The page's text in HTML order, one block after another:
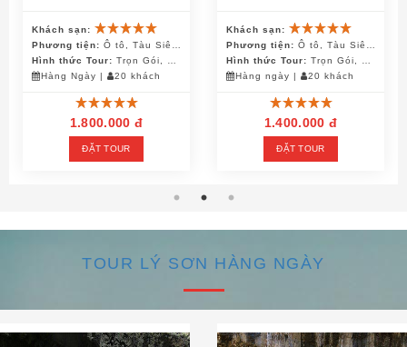
khách
Khách sạn:
Phương tiện: Ô tô, Tàu Siêu Tốc, Canô, Xe Điện
Hình thức Tour: Trọn Gói, Khách Đoàn
Hàng Ngày | 20 khách
1.800.000 đ
ĐẶT TOUR
Khách sạn:
Phương tiện: Ô tô, Tàu Siêu Tốc, Canô, Xe Điện
Hình thức Tour: Trọn Gói, Khách Đoàn
Hàng ngày | 20 khách
1.400.000 đ
ĐẶT TOUR
TOUR LÝ SƠN HÀNG NGÀY